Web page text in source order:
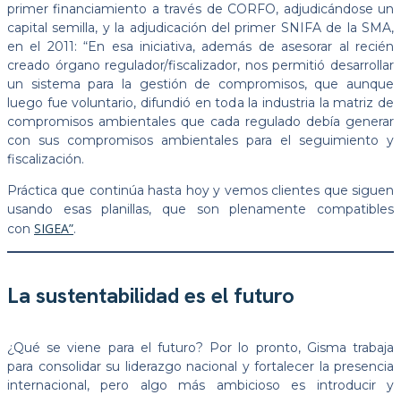
primer financiamiento a través de CORFO, adjudicándose un
capital semilla, y la adjudicación del primer SNIFA de la SMA,
en el 2011: “En esa iniciativa, además de asesorar al recién
creado órgano regulador/fiscalizador, nos permitió desarrollar
un sistema para la gestión de compromisos, que aunque
luego fue voluntario, difundió en toda la industria la matriz de
compromisos ambientales que cada regulado debía generar
con sus compromisos ambientales para el seguimiento y
fiscalización.
Práctica que continúa hasta hoy y vemos clientes que siguen
usando esas planillas, que son plenamente compatibles
con SIGEA”.
La sustentabilidad es el futuro
¿Qué se viene para el futuro? Por lo pronto, Gisma trabaja
para consolidar su liderazgo nacional y fortalecer la presencia
internacional, pero algo más ambicioso es introducir y